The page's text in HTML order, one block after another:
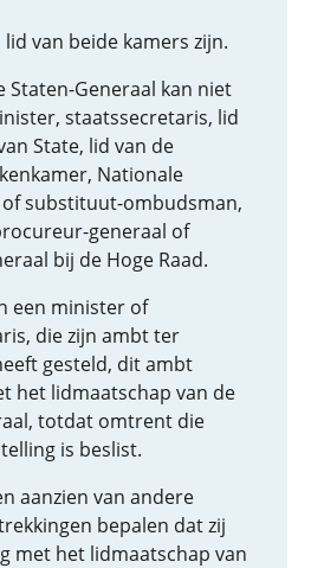
van beide kamers zijn.
Staten-Generaal kan niet
staatssecretaris, lid
State, lid van de
Nationale
substituut-ombudsman,
generaal of
bij de Hoge Raad.
een minister of
die zijn ambt ter
gesteld, dit ambt
het lidmaatschap van de
totdat omtrent die
is beslist.
aanzien van andere
bepalen dat zij
met het lidmaatschap van